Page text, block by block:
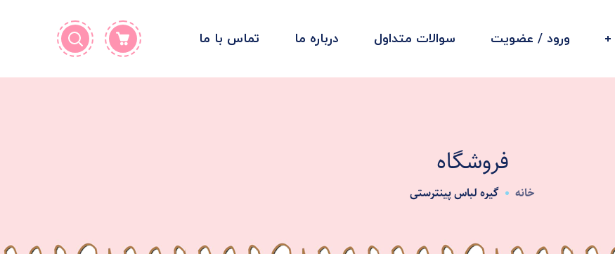
ورود / عضویت سوالات متداول درباره ما تماس با ما
فروشگاه
خانه گیره لباس پینترستی